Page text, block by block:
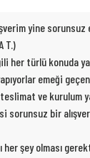
yine
T.)
her türlü konuda
emeği
ve kurulum
sorunsuz bir
her şey olması